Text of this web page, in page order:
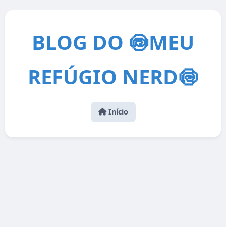
BLOG DO 🍥MEU
REFÚGIO NERD🍥
Início